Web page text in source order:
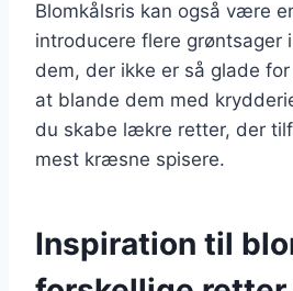
Blomkålsris kan også være
introducere flere
dem, der ikke er så glade
at blande dem med
du skabe lækre retter, der
mest kræsne spisere.
Inspiration til